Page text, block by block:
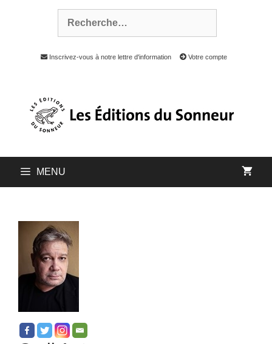
Inscrivez-vous à notre lettre d'information Votre compte
MENU